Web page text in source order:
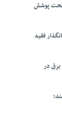
تحت پوشش
فقید
برق در